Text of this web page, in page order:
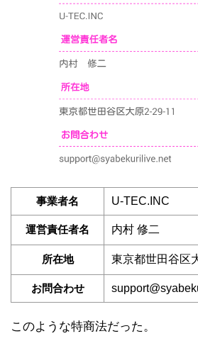
事業者名 U-TEC.INC
運営責任者名 内村 修二
所在地 東京都世田谷区
お問合わせ
このような特商法だった。